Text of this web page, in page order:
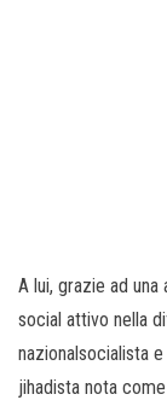
A lui, grazie ad
social attivo nella
nazionalsocialista
jihadista nota